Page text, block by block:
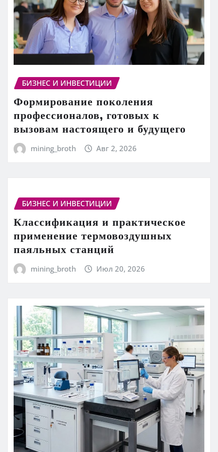
БИЗНЕС И ИНВЕСТИЦИИ
Формирование поколения
профессионалов, готовых к
вызовам настоящего и будущего
mining_broth Авг 2, 2026
БИЗНЕС И ИНВЕСТИЦИИ
Классификация и практическое
применение термовоздушных
паяльных станций
mining_broth Июл 20, 2026